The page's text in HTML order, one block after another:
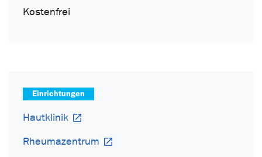
Kostenfrei
Einrichtungen
Hautklinik
Rheumazentrum